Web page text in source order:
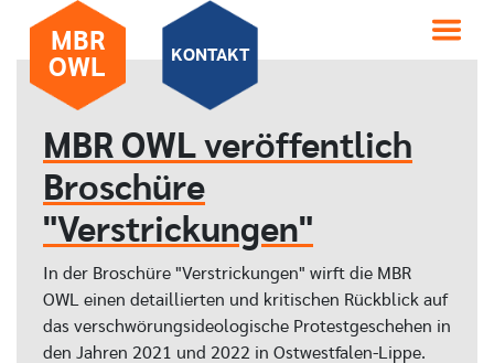
MBR
OWL
KONTAKT
MBR OWL veröffentlich
Broschüre
"Verstrickungen"
In der Broschüre "Verstrickungen" wirft die MBR
OWL einen detaillierten und kritischen Rückblick auf
das verschwörungsideologische Protestgeschehen in
den Jahren 2021 und 2022 in Ostwestfalen-Lippe.